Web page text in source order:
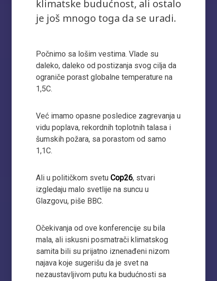
klimatske budućnost, ali ostalo
je još mnogo toga da se uradi.
Počnimo sa lošim vestima. Vlade su
daleko, daleko od postizanja svog cilja da
ograniče porast globalne temperature na
1,5C.
Već imamo opasne posledice zagrevanja u
vidu poplava, rekordnih toplotnih talasa i
šumskih požara, sa porastom od samo
1,1C.
Ali u političkom svetu Cop26, stvari
izgledaju malo svetlije na suncu u
Glazgovu, piše BBC.
Očekivanja od ove konferencije su bila
mala, ali iskusni posmatrači klimatskog
samita bili su prijatno iznenađeni nizom
najava koje sugerišu da je svet na
nezaustavljivom putu ka budućnosti sa